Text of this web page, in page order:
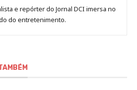
e repórter do Jornal DCI imersa no
do entretenimento.